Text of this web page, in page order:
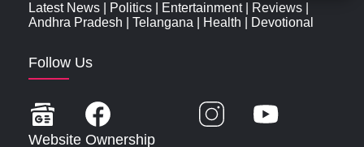
Latest News Politics Entertainment| Reviews
Andhra Pradesh
Telangana Health Devotional
Follow Us
Website Ownership